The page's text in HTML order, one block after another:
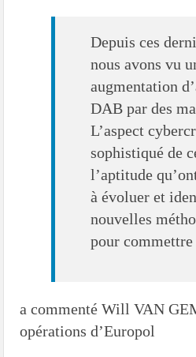
Depuis ces
nous avons vu
augmentation
DAB par des
L’aspect
sophistiqué de
l’aptitude
à évoluer et
nouvelles
pour commettre
a commenté Will VAN
opérations d’Europol